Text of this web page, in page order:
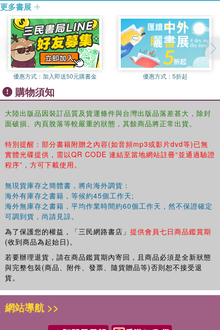
更多書展
優惠方式： 加入即送50元購書金 優惠方式： 5折起
購物須知
大陸出版品因裝訂品質及貨運條件與台灣出版品落差甚大，除封
面破損、內頁脫落等較嚴重的狀態，其餘商品將正常出貨。
特別提醒：部分書籍附贈之內容(如音頻mp3或影片dvd等)已無
實體光碟提供，需以QR CODE 連結至當地網站註冊“並通過驗證
程序”，方可下載使用。
無現貨庫存之簡體書，將向海外調貨：
海外有庫存之書籍，等候約45個工作天;
海外無庫存之書籍，平均作業時間約60個工作天，然不保證確定
可調到貨，尚請見諒。
為了保護您的權益，「三民網路書店」 提供會員七日商品鑑賞期
(收到商品為起始日)。
若要辦理退貨，請在商品鑑賞期內寄回，且商品必須是全新狀態
與完整包裝(商品、附件、發票、隨貨贈品等)否則恕不接受退
貨。
網站導航 >>